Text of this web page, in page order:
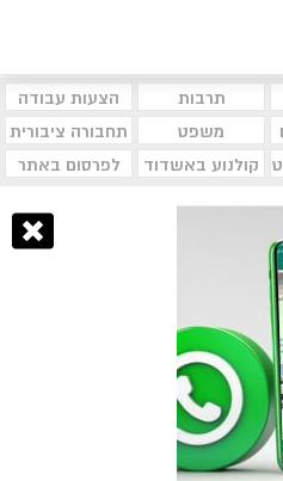
תרבות
הצעות עבודה
משפט
תחבורה ציבורית
קולנוע באשדוד לפרסום באתר